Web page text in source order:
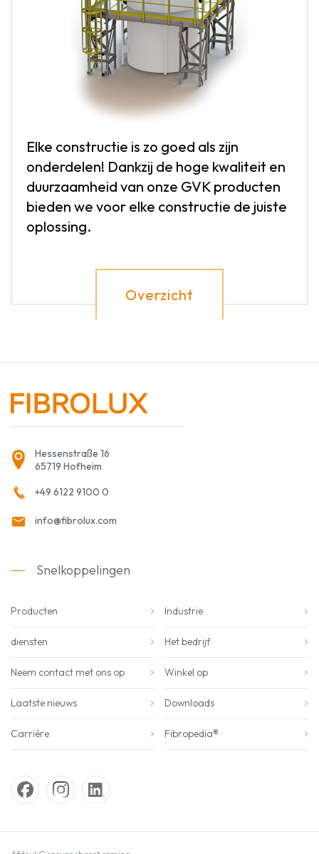
Elke constructie is zo goed als zijn
onderdelen! Dankzij de hoge kwaliteit en
duurzaamheid van onze GVK producten
bieden we voor elke constructie de juiste
oplossing.
Overzicht
Hessenstraße 16
65719 Hofheim
+49 6122 9100 0
info@fibrolux.com
Snelkoppelingen
Producten Industrie
diensten Het bedrijf
Neem contact met ons op Winkel op
Laatste nieuws Downloads
Carrière Fibropedia®